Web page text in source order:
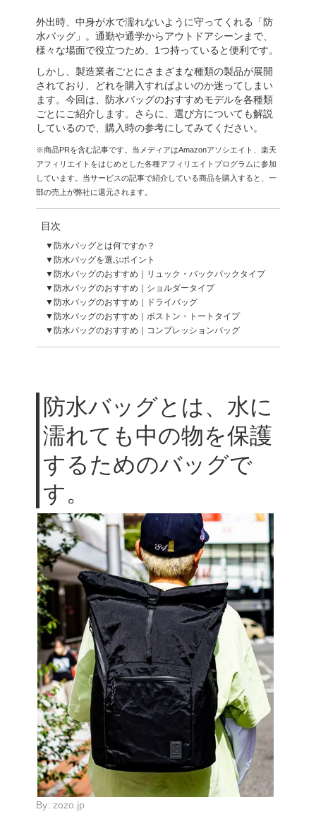
外出時、中身が水で濡れないように守ってくれる「防
水バッグ」。通勤や通学からアウトドアシーンまで、
様々な場面で役立つため、1つ持っていると便利です。
しかし、製造業者ごとにさまざまな種類の製品が展開
されており、どれを購入すればよいのか迷ってしまい
ます。今回は、防水バッグのおすすめモデルを各種類
ごとにご紹介します。さらに、選び方についても解説
しているので、購入時の参考にしてみてください。
※商品PRを含む記事です。当メディアはAmazonアソシエイト、楽天
アフィリエイトをはじめとした各種アフィリエイトプログラムに参加
しています。当サービスの記事で紹介している商品を購入すると、一
部の売上が弊社に還元されます。
目次
防水バッグとは何ですか？
防水バッグを選ぶポイント
防水バッグのおすすめ｜リュック・バックパックタイプ
防水バッグのおすすめ｜ショルダータイプ
防水バッグのおすすめ｜ドライバッグ
防水バッグのおすすめ｜ボストン・トートタイプ
防水バッグのおすすめ｜コンプレッションバッグ
防水バッグとは、水に
濡れても中の物を保護
するためのバッグで
す。
By: zozo.jp